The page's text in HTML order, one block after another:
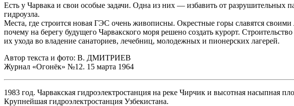
Есть у Чарвака и свои особые задачи. Одна из них — избавить от
гидроузла.
Места, где строится новая ГЭС очень живописны. Окрестные горы славятся
почему на берегу будущего Чарвакского моря решено создать курорт.
их ухода во владение санаториев, лечебниц, молодежных и пионерских лагерей.
Автор текста и фото: В. ДМИТРИЕВ
Журнал «Огонёк» №12. 15 марта 1964
1983 год. Чарвакская гидроэлектростанция на реке Чирчик и высотная насыпная
Крупнейшая гидроэлектростанция Узбекистана.